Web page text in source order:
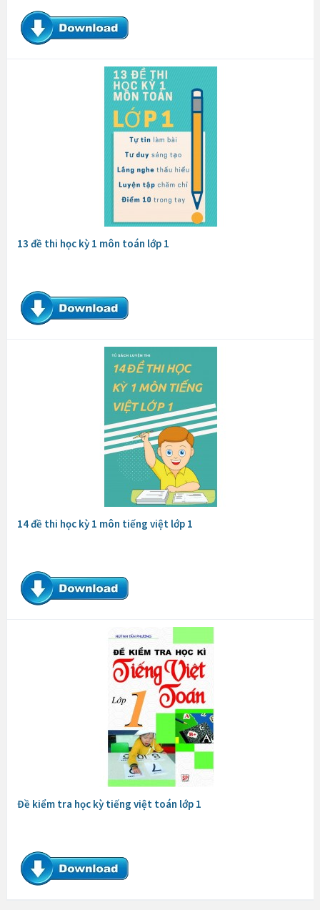
13 đề thi học kỳ 1 môn toán lớp 1
14 đề thi học kỳ 1 môn tiếng việt lớp 1
Đề kiểm tra học kỳ tiếng việt toán lớp 1